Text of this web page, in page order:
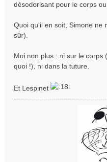
a
e
désodorisant pour le corps
Quoi qu'il en soit, Simone ne
sûr).
Moi non plus : ni sur le
quoi !), ni dans la tuture.
Et Lespinet